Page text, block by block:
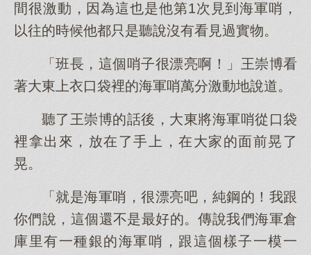
間很激動，因為這也是他第1次見到海軍哨，
以往的時候他都只是聽說沒有看見過實物。
「班長，這個哨子很漂亮啊！」王崇博看
著大東上衣口袋裡的海軍哨萬分激動地說道。
聽了王崇博的話後，大東將海軍哨從口袋
裡拿出來，放在了手上，在大家的面前晃了
晃。
「就是海軍哨，很漂亮吧，純鋼的！我跟
你們說，這個還不是最好的。傳說我們海軍倉
庫里有一種銀的海軍哨，跟這個樣子一模一